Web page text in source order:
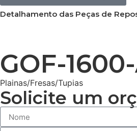
Detalhamento das Peças de
GOF-
Plainas/Fresas/Tupias
Solicite um